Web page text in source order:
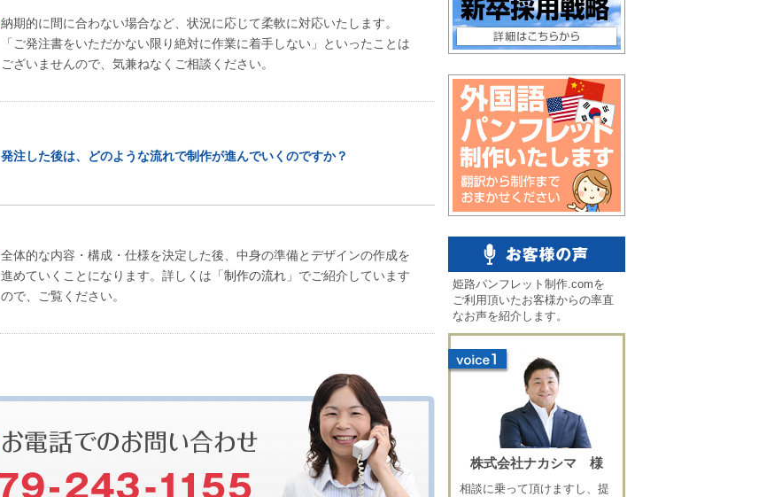
納期的に間に合わない場合など、状況に応じて柔軟に対応いたします。
「ご発注書をいただかない限り絶対に作業に着手しない」といったことは
ございませんので、気兼ねなくご相談ください。
発注した後は、どのような流れで制作が進んでいくのですか？
全体的な内容・構成・仕様を決定した後、中身の準備とデザインの作成を
進めていくことになります。詳しくは「 制作の流れ 」でご紹介しています
ので、ご覧ください。
姫路パンフレット制作.comを
ご利用頂いたお客様からの率直
なお声を紹介します。
株式会社ナカシマ 様
相談に乗って頂けますし、提